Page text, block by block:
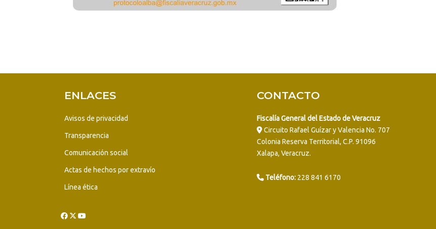
ENLACES
Avisos de privacidad
Transparencia
Comunicación social
Actas de hechos por extravío
Línea ética
CONTACTO
Fiscalía General del Estado de Veracruz
Circuito Rafael Guízar y Valencia No. 707
Colonia Reserva Territorial, C.P. 91096
Xalapa, Veracruz.
Teléfono:228 841 6170